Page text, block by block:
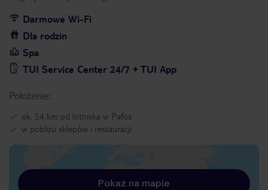
Darmowe Wi-Fi
Dla rodzin
Spa
TUI Service Center 24/7 + TUI App
Położenie:
ok. 54 km od lotniska w Pafos
w pobliżu sklepów i restauracji
Pokaż na mapie